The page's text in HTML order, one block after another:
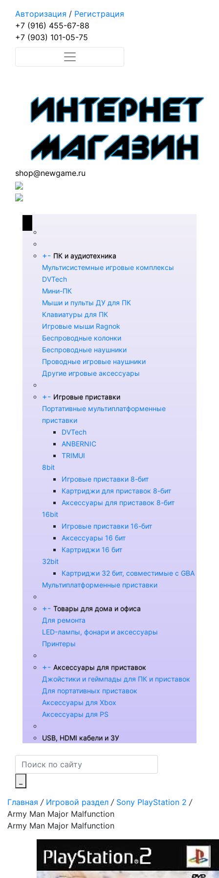
Авторизация / Регистрация
+7 (916) 455-67-88
+7 (903) 101-05-75
shop@newgame.ru
+- ПК и аудиотехника
Мультисистемные игровые комплексы
DVTech
Мини-ПК
Мыши и пульты ДУ для ПК
Клавиатуры для ПК
Игровые мыши Ragnok
Беспроводные колонки
Беспроводные наушники
Проводные игровые наушники
Другие игровые аксессуары
+- Игровые приставки
Портативные мультиплатформенные
приставки
DVTech
ANBERNIC
TRIMUI
8bit
Игровые приставки 8-бит
Картриджи для приставок 8-бит
Аксессуары для приставок 8-бит
16bit
Игровые приставки 16-бит
Аксессуары 16 бит
Картриджи 16 бит
32bit
Картриджи 32 бит, совместимые с GBA
Мультиплатформенные приставки
+- Товары для дома и офиса
Для ремонта
LED-лампы, фонари и аксессуары
Принтеры
+- Аксессуары для приставок
Джойстики и геймпады для ПК и приставок
Для портативных приставок
Аксессуары для Xbox
Аксессуары для PS
USB, HDMI кабели и ЗУ
Главная / Игровой раздел / Sony PlayStation 2 /
Army Man Major Malfunction
Army Man Major Malfunction